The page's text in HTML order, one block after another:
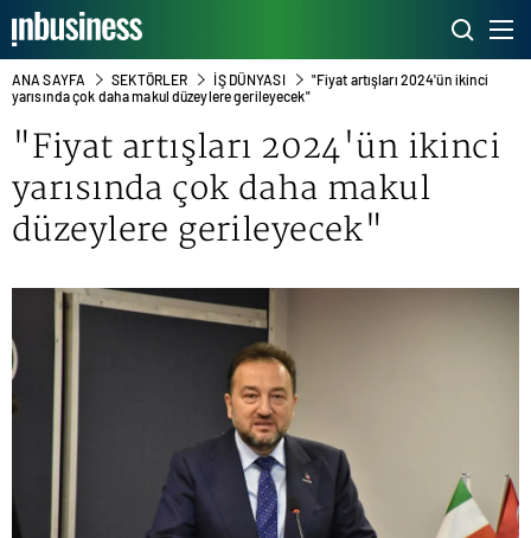
ANA SAYFA SEKTÖRLER İŞ DÜNYASI
"Fiyat artışları 2024'ün ikinci
yarısında çok daha makul düzeylere gerileyecek"
"Fiyat artışları 2024'ün ikinci
yarısında çok daha makul
düzeylere gerileyecek"